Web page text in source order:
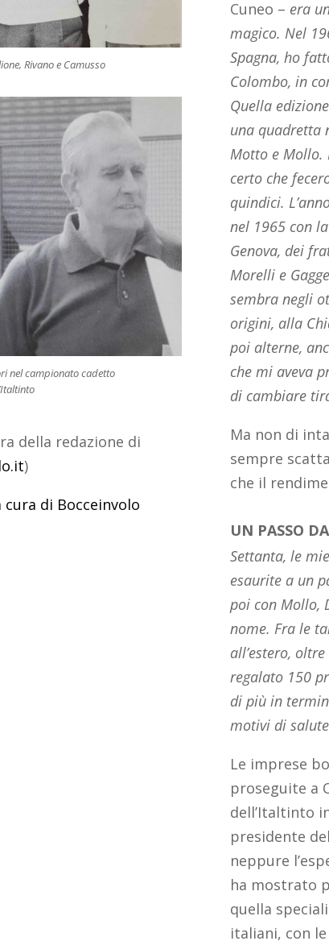
Rivano e Camusso
nel campionato cadetto
della redazione di
)
di Bocceinvolo
Cuneo – era
magico. Nel
Spagna, ho
Colombo, in
Quella
una quadretta
Motto e Mollo.
certo che
quindici.
nel 1965 con
Genova, dei
Morelli e
sembra negli
origini, alla
poi alterne,
che mi aveva
di cambiare
Ma non di
sempre
che il
UN PASSO
Settanta, le
esaurite a un
poi con Mollo,
nome. Fra le
all’estero,
regalato 150
di più in
motivi di
Le imprese
proseguite a
dell’Italtinto
presidente
neppure
ha mostrato
quella
italiani, con